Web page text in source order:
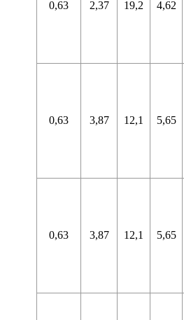
0,63 2,37 19,2 4,62
0,63 3,87 12,1 5,65
0,63 3,87 12,1 5,65